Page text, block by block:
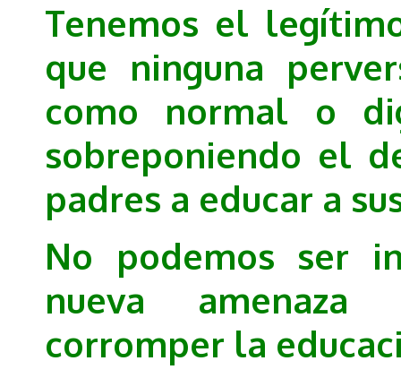
Tenemos el
que ninguna
como normal o
sobreponiendo el
padres a educar a
No podemos ser
nueva
corromper la